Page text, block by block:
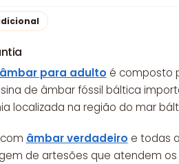
para adulto é composto
de âmbar fóssil báltica
localizada na região do mar
âmbar verdadeiro e todas
de artesões que atendem os